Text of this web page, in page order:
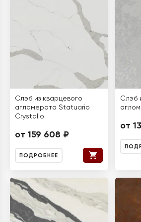
Слэб из кварцевого
агломерата Statuario
Crystallo
от 159 608 ₽
ПОДРОБНЕЕ
Слэб
от